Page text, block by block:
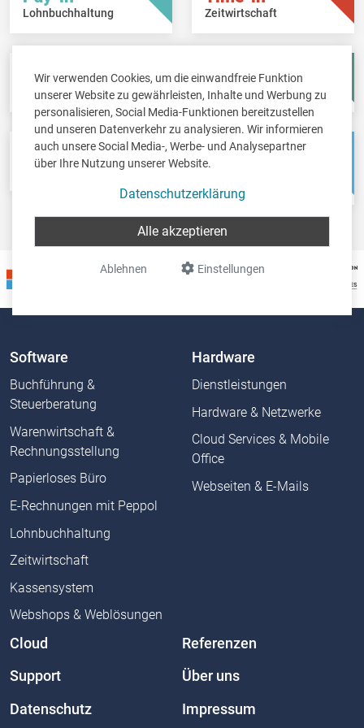
Wir verwenden Cookies, um die einwandfreie Funktion
unserer Website zu gewährleisten, Inhalte und Werbung zu
personalisieren, Social Media-Funktionen bereitzustellen
und unseren Datenverkehr zu analysieren. Wir informieren
auch unsere Social Media-, Werbe- und Analysepartner
über Ihre Nutzung unserer Website.
Datenschutzerklärung
Einstellungen
Ablehnen
Alle akzeptieren
Lohnbuchhaltung Zeitwirtschaft
Fisc-in
Steuererklärungen
Account-in
Jahresabschlüsse
Pos-in
Kassensystem
Net-in
Webshops &
Software
Buchführung &
Steuerberatung
Warenwirtschaft &
Rechnungsstellung
Papierloses Büro
E-Rechnungen mit Peppol
Lohnbuchhaltung
Zeitwirtschaft
Kassensystem
Webshops & Weblösungen
Hardware
Dienstleistungen
Hardware & Netzwerke
Cloud Services & Mobile
Office
Webseiten & E-Mails
Cloud Referenzen
Support Über uns
Datenschutz Impressum